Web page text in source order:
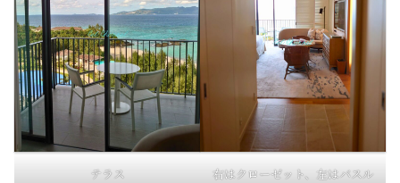
テラス
右はクローゼット、左はバスル